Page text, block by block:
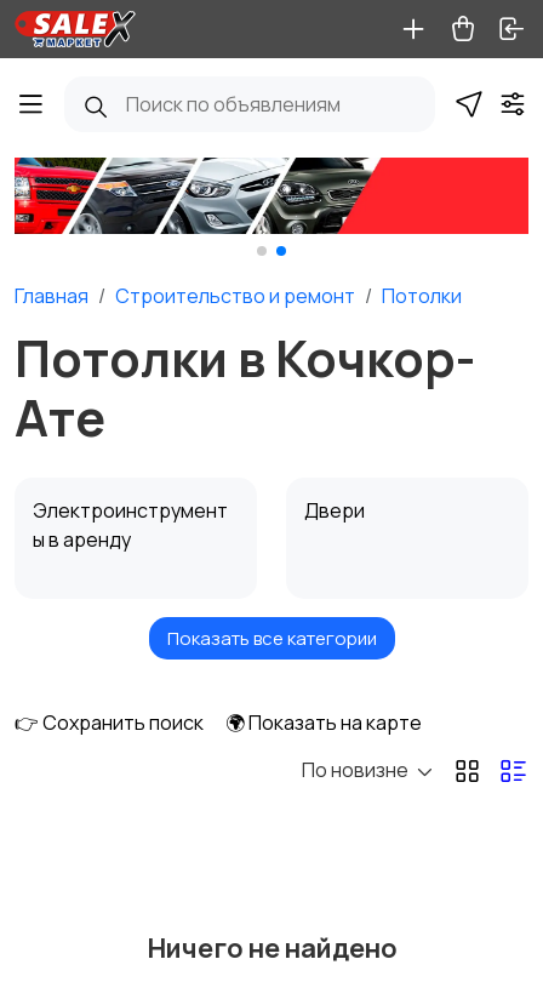
Главная Строительство и ремонт Потолки
Потолки в Кочкор-
Ате
Электроинструмент
ы в аренду
Двери
Измерительные
Окна
водоснабжение
Показать все категории
👉 Сохранить поиск
🌍 Показать на карте
По новизне
Ничего не найдено